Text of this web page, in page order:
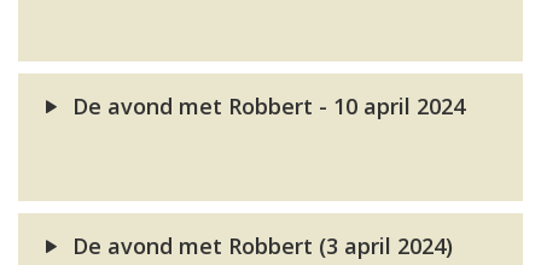
De avond met Robbert - 10 april 2024
De avond met Robbert (3 april 2024)